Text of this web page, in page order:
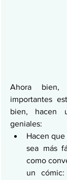
Ahora
importantes
bien, hacen
geniales:
Hacen
sea más
como
un